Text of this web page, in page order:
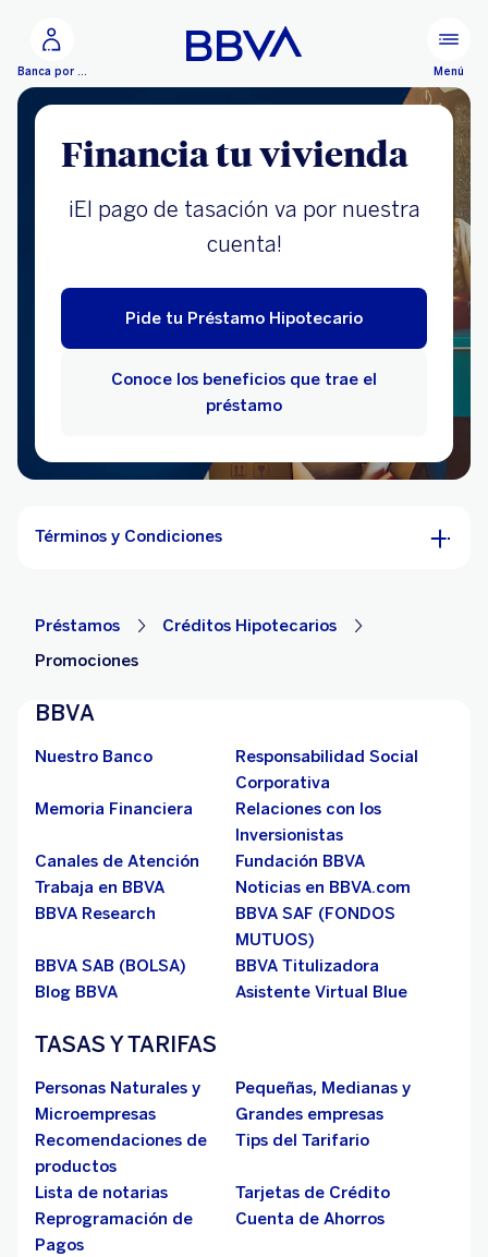
Banca por Internet Menú
Financia tu vivienda
¡El pago de tasación va por nuestra
cuenta!
Pide tu Préstamo Hipotecario
Conoce los beneficios que trae el
préstamo
Términos y Condiciones
Préstamos
Créditos Hipotecarios
Promociones
BBVA
Nuestro Banco
Responsabilidad Social
Corporativa
Memoria Financiera
Relaciones con los
Inversionistas
Canales de Atención
Fundación BBVA
Trabaja en BBVA
Noticias en BBVA.com
BBVA Research
BBVA SAF (FONDOS
MUTUOS)
BBVA SAB (BOLSA)
BBVA Titulizadora
Blog BBVA
Asistente Virtual Blue
TASAS Y TARIFAS
Personas Naturales y
Microempresas
Pequeñas, Medianas y
Grandes empresas
Recomendaciones de
productos
Tips del Tarifario
Lista de notarias
Tarjetas de Crédito
Reprogramación de
Pagos
Cuenta de Ahorros